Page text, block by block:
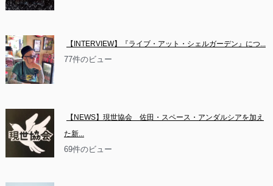
【INTERVIEW】『ライブ・アット・シェルガーデン』につ...
77件のビュー
【NEWS】現世協会　佐田・スペース・アンダルシアを加え
た新...
69件のビュー